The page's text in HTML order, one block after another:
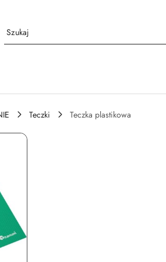
Teczki
Teczka plastikowa